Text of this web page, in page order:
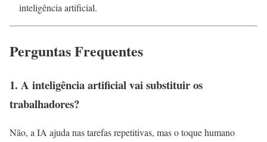
inteligência artificial.
Perguntas Frequentes
1. A inteligência artificial vai substituir os
trabalhadores?
Não, a IA ajuda nas tarefas repetitivas, mas o toque humano